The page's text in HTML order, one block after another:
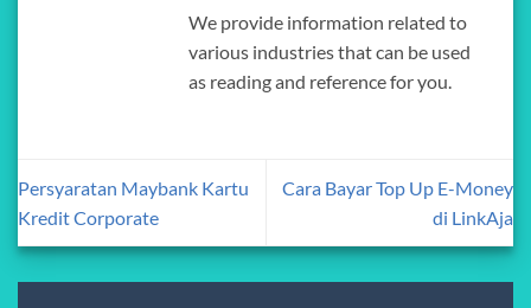
We provide information related to
various industries that can be used
as reading and reference for you.
Persyaratan Maybank Kartu
Kredit Corporate
Cara Bayar Top Up E-Money
di LinkAja